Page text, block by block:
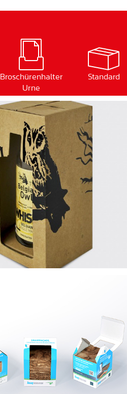
Broschürenhalter
Urne
Standard